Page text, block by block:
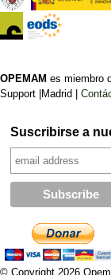
OPEMAM es miembro
Support |Madrid |
Suscribirse a
© Copyright 2026